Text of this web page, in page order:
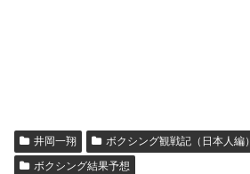
井岡一翔
ボクシング観戦記（日本人編）
ボクシング結果予想